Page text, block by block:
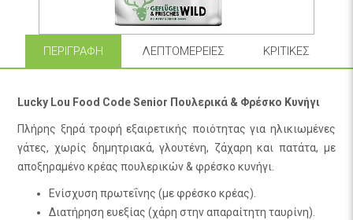
ΠΕΡΙΓΡΑΦΉ ΛΕΠΤΟΜΈΡΕΙΕΣ ΚΡΙΤΙΚΈΣ
Lucky Lou Food Code Senior Πουλερικά & Φρέσκο Κυνήγι
Πλήρης ξηρά τροφή εξαιρετικής ποιότητας για ηλικιωμένες
γάτες, χωρίς δημητριακά, γλουτένη, ζάχαρη και πατάτα, με
αποξηραμένο κρέας πουλερικών & φρέσκο κυνήγι.
Ενίσχυση πρωτεΐνης (με φρέσκο κρέας).
Διατήρηση ευεξίας (χάρη στην απαραίτητη ταυρίνη).